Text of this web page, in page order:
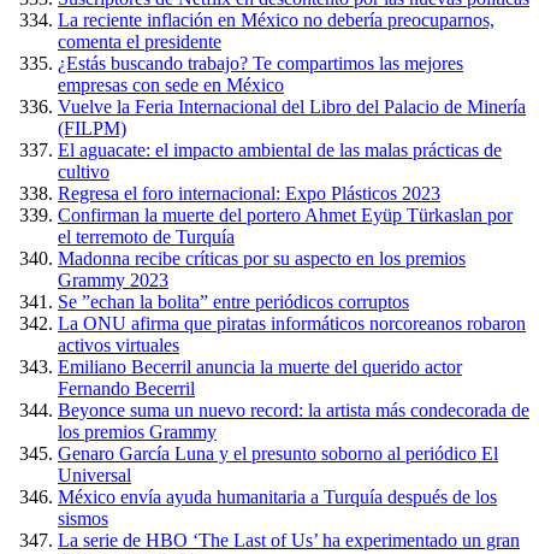
La reciente inflación en México no debería preocuparnos,
comenta el presidente
¿Estás buscando trabajo? Te compartimos las mejores
empresas con sede en México
Vuelve la Feria Internacional del Libro del Palacio de Minería
(FILPM)
El aguacate: el impacto ambiental de las malas prácticas de
cultivo
Regresa el foro internacional: Expo Plásticos 2023
Confirman la muerte del portero Ahmet Eyüp Türkaslan por
el terremoto de Turquía
Madonna recibe críticas por su aspecto en los premios
Grammy 2023
Se ”echan la bolita” entre periódicos corruptos
La ONU afirma que piratas informáticos norcoreanos robaron
activos virtuales
Emiliano Becerril anuncia la muerte del querido actor
Fernando Becerril
Beyonce suma un nuevo record: la artista más condecorada de
los premios Grammy
Genaro García Luna y el presunto soborno al periódico El
Universal
México envía ayuda humanitaria a Turquía después de los
sismos
La serie de HBO ‘The Last of Us’ ha experimentado un gran